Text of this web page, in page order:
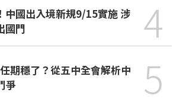
中國出入境新規9/15實施 涉
國門
4
爭
5